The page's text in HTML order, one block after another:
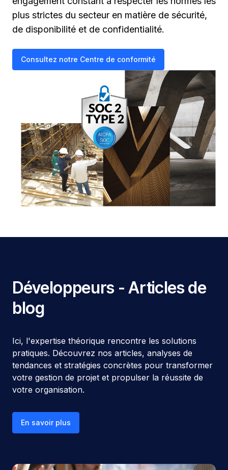
plus strictes du secteur en matière de sécurité,
de disponibilité et de confidentialité.
Consultez notre Centre de conformité
Développeurs - Articles de
blog
Ici, l'expertise théorique rencontre les solutions
pratiques. Découvrez nos articles, analyses de
tendances et stratégies concrètes pour transformer
votre gestion de projet et propulser la réussite de
votre organisation.
En savoir plus